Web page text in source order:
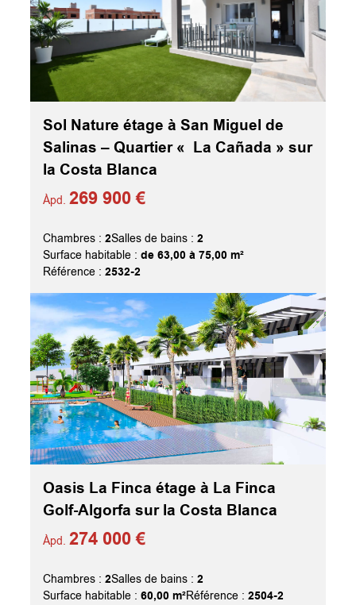
Sol Nature étage à San Miguel de
Salinas – Quartier « La Cañada » sur
la Costa Blanca
Àpd.269 900 €
Chambres :2Salles de bains :2
Surface habitable :de 63,00 à 75,00 m²
Référence :2532-2
Oasis La Finca étage à La Finca
Golf-Algorfa sur la Costa Blanca
Àpd.274 000 €
Chambres :2Salles de bains :2
Surface habitable :60,00 m²Référence :2504-2